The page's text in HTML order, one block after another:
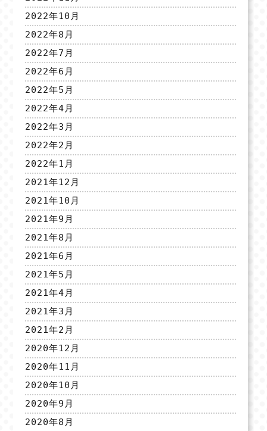
2022年10月
2022年8月
2022年7月
2022年6月
2022年5月
2022年4月
2022年3月
2022年2月
2022年1月
2021年12月
2021年10月
2021年9月
2021年8月
2021年6月
2021年5月
2021年4月
2021年3月
2021年2月
2020年12月
2020年11月
2020年10月
2020年9月
2020年8月